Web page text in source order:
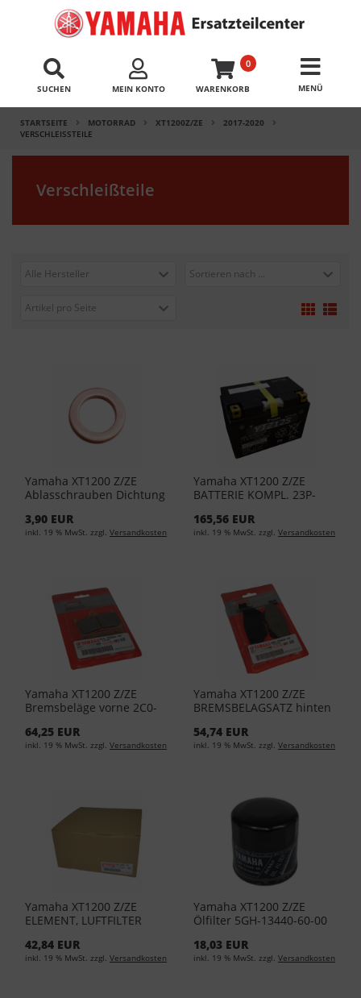
SUCHEN MEIN KONTO
0
WARENKORB
STARTSEITE MOTORRAD XT1200Z/ZE
2017-2020
VERSCHLEISSTEILE
Verschleißteile
Alle Hersteller Sortieren nach ...
Artikel pro Seite
Yamaha XT1200 Z/ZE
Ablasschrauben Dichtung
3,90 EUR
inkl. 19 % MwSt. zzgl. Versandkosten
Yamaha XT1200 Z/ZE
BATTERIE KOMPL. 23P-
165,56 EUR
inkl. 19 % MwSt. zzgl. Versandkosten
Yamaha XT1200 Z/ZE
Bremsbeläge vorne 2C0-
64,25 EUR
inkl. 19 % MwSt. zzgl. Versandkosten
Yamaha XT1200 Z/ZE
BREMSBELAGSATZ hinten
54,74 EUR
inkl. 19 % MwSt. zzgl. Versandkosten
Yamaha XT1200 Z/ZE
ELEMENT, LUFTFILTER
42,84 EUR
inkl. 19 % MwSt. zzgl. Versandkosten
Yamaha XT1200 Z/ZE
Ölfilter 5GH-13440-60-00
18,03 EUR
inkl. 19 % MwSt. zzgl. Versandkosten